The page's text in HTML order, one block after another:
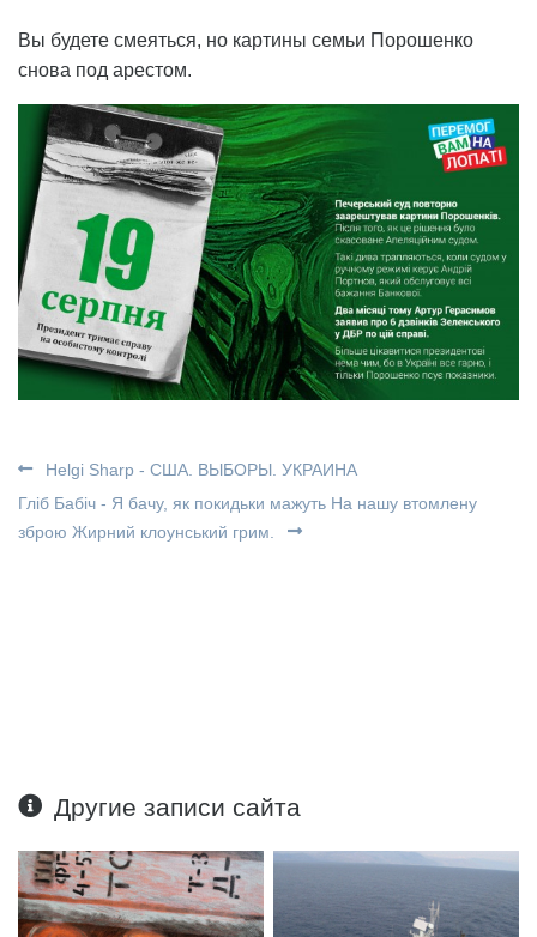
Вы будете смеяться, но картины семьи Порошенко
снова под арестом.
Helgi Sharp - США. ВЫБОРЫ. УКРАИНА
Гліб Бабіч - Я бачу, як покидьки мажуть На нашу втомлену
зброю Жирний клоунський грим.
Другие записи сайта